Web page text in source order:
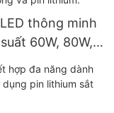
thông minh
60W, 80W,
IP65, có cảm